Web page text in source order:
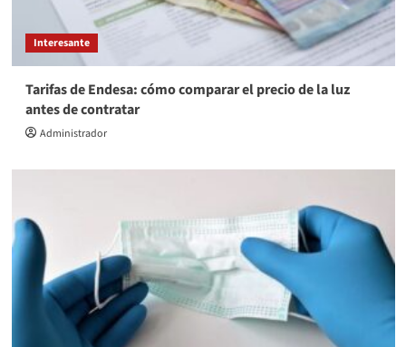
Interesante
Tarifas de Endesa: cómo comparar el precio de la luz
antes de contratar
Administrador